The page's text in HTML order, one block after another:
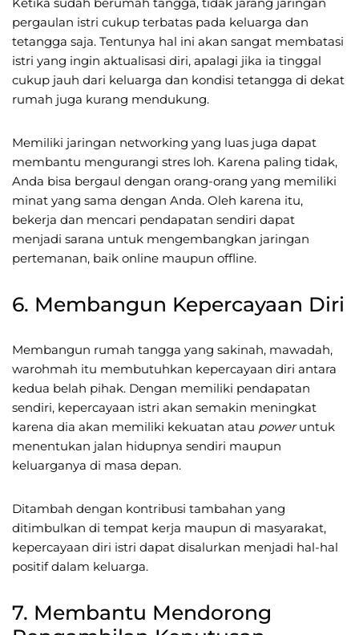
pergaulan istri cukup terbatas pada keluarga dan
tetangga saja. Tentunya hal ini akan sangat membatasi
istri yang ingin aktualisasi diri, apalagi jika ia tinggal
cukup jauh dari keluarga dan kondisi tetangga di dekat
rumah juga kurang mendukung.
Memiliki jaringan networking yang luas juga dapat
membantu mengurangi stres loh. Karena paling tidak,
Anda bisa bergaul dengan orang-orang yang memiliki
minat yang sama dengan Anda. Oleh karena itu,
bekerja dan mencari pendapatan sendiri dapat
menjadi sarana untuk mengembangkan jaringan
pertemanan, baik online maupun offline.
6. Membangun Kepercayaan Diri
Membangun rumah tangga yang sakinah, mawadah,
warohmah itu membutuhkan kepercayaan diri antara
kedua belah pihak. Dengan memiliki pendapatan
sendiri, kepercayaan istri akan semakin meningkat
karena dia akan memiliki kekuatan atau poweruntuk
menentukan jalan hidupnya sendiri maupun
keluarganya di masa depan.
Ditambah dengan kontribusi tambahan yang
ditimbulkan di tempat kerja maupun di masyarakat,
kepercayaan diri istri dapat disalurkan menjadi hal-hal
positif dalam keluarga.
7. Membantu Mendorong